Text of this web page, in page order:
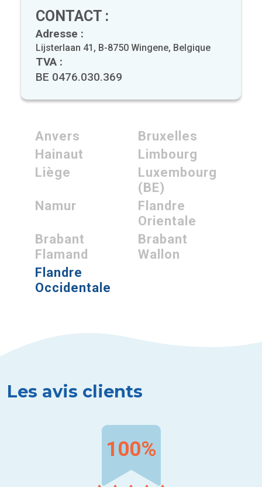
CONTACT :
Adresse :
Lijsterlaan 41, B-8750 Wingene, Belgique
TVA :
BE 0476.030.369
Anvers
Bruxelles
Hainaut
Limbourg
Liège
Luxembourg
(BE)
Namur
Flandre
Orientale
Brabant
Flamand
Brabant
Wallon
Flandre
Occidentale
Les avis clients
100%